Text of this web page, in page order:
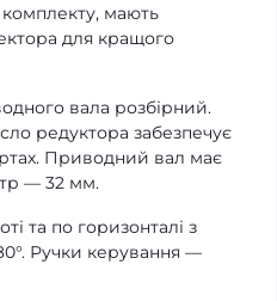
мають
для кращого
вала розбірний.
редуктора забезпечує
Приводний вал має
— 32 мм.
та по горизонталі з
Ручки керування —